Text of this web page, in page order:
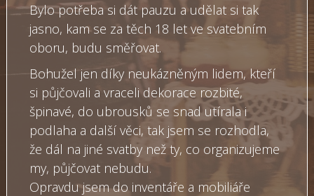
Bylo potřeba si dát pauzu a udělat si tak
jasno, kam se za těch 18 let ve svatebním
oboru, budu směřovat.
Bohužel jen díky neukázněným lidem, kteří
si půjčovali a vraceli dekorace rozbité,
špinavé, do ubrousků se snad utírala i
podlaha a další věci, tak jsem se rozhodla,
že dál na jiné svatby než ty, co organizujeme
my, půjčovat nebudu.
Opravdu jsem do inventáře a mobiliáře